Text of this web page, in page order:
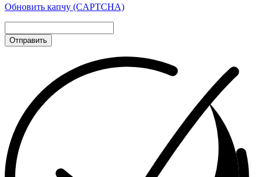
Обновить капчу (CAPTCHA)
Отправить